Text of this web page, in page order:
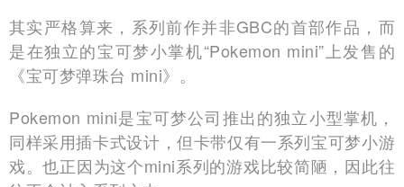
其实严格算来，系列前作并非GBC的首部作品，而
是在独立的宝可梦小掌机“Pokemon mini”上发售的
《宝可梦弹珠台 mini》。
Pokemon mini是宝可梦公司推出的独立小型掌机，
同样采用插卡式设计，但卡带仅有一系列宝可梦小游
戏。也正因为这个mini系列的游戏比较简陋，因此往